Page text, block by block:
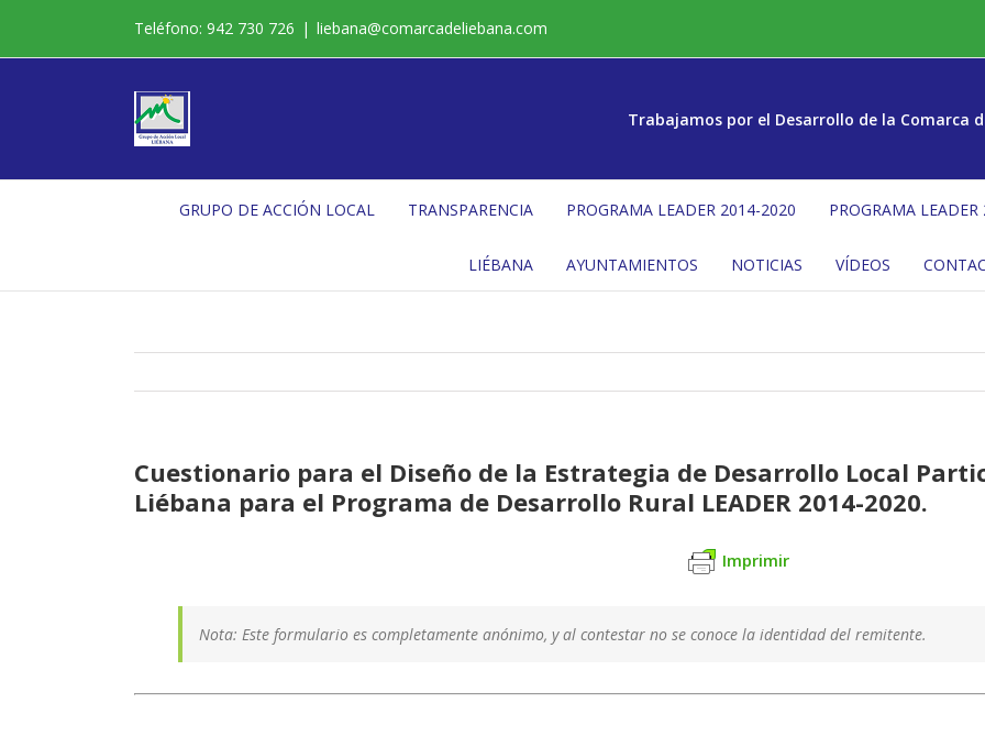
contenido
Teléfono: 942 730 726 | liebana@comarcadeliebana.com
Trabajamos por el Desarrollo de la Comarca
GRUPO DE ACCIÓN LOCAL TRANSPARENCIA PROGRAMA LEADER 2014-2020 PROGRAMA
LIÉBANA AYUNTAMIENTOS NOTICIAS VÍDEOS
Cuestionario para el Diseño de la Estrategia de Desarrollo Local
Liébana para el Programa de Desarrollo Rural LEADER 2014-2020.
Imprimir
Nota: Este formulario es completamente anónimo, y al contestar no se conoce la identidad del remitente.